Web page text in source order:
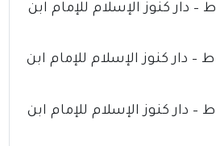
كتاب المغني ج15 ط – دار كنوز الإسلام للإمام ابن
كتاب المغني ج14 ط – دار كنوز الإسلام للإمام ابن
كتاب المغني ج13 ط – دار كنوز الإسلام للإمام ابن